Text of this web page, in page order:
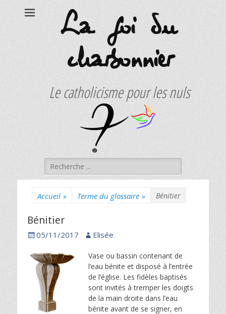
La foi du
charbonnier
Le catholicisme pour les nuls
Rechercher :
Accueil » Terme du glossaire » Bénitier
Bénitier
Posted
05/11/2017 Author
Elisée
Vase ou bassin contenant de
l’eau bénite et disposé à l’entrée
de l’église. Les fidèles baptisés
sont invités à tremper les doigts
de la main droite dans l’eau
bénite avant de se signer, en